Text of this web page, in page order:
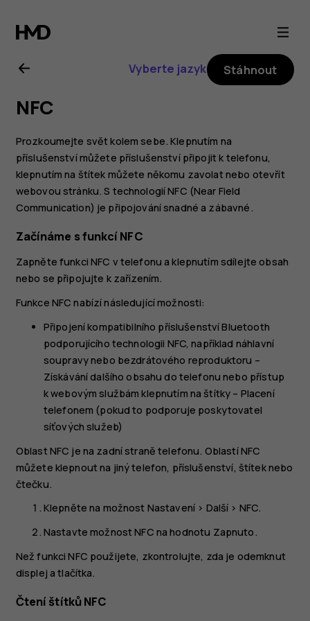
Uživatelská
příručka
k telefonu
Nokia 6
Vyberte jazyk Stáhnout
NFC
Prozkoumejte svět kolem sebe. Klepnutím na
příslušenství můžete příslušenství připojit k telefonu,
klepnutím na štítek můžete někomu zavolat nebo otevřít
webovou stránku. S technologií NFC (Near Field
Communication) je připojování snadné a zábavné.
Začínáme s funkcí NFC
Zapněte funkci NFC v telefonu a klepnutím sdílejte obsah
nebo se připojujte k zařízením.
Funkce NFC nabízí následující možnosti:
Připojení kompatibilního příslušenství Bluetooth
podporujícího technologii NFC, například náhlavní
soupravy nebo bezdrátového reproduktoru –
Získávání dalšího obsahu do telefonu nebo přístup
k webovým službám klepnutím na štítky – Placení
telefonem (pokud to podporuje poskytovatel
síťových služeb)
Oblast NFC je na zadní straně telefonu. Oblastí NFC
můžete klepnout na jiný telefon, příslušenství, štítek nebo
čtečku.
Klepněte na možnost Nastavení > Další > NFC.
Nastavte možnostNFC na hodnotu Zapnuto.
Než funkci NFC použijete, zkontrolujte, zda je odemknut
displej a tlačítka.
Čtení štítků NFC